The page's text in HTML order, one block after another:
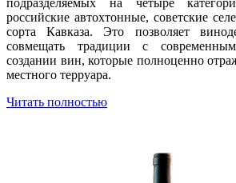
российские автохтонные, советские
сорта Кавказа. Это позволяет
совмещать традиции с
создании вин, которые полноценно
местного терруара.
Читать полностью